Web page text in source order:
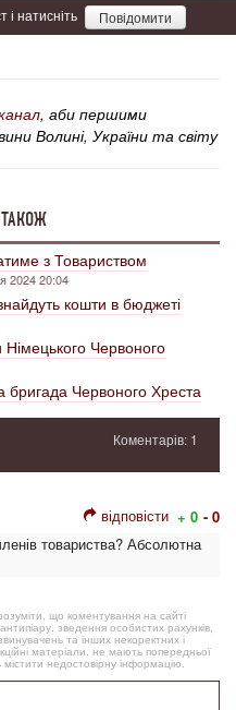
і натисніть Повідомити
, аби першими
Волині, України та світу
з Товариством
2024 20:04
кошти в бюджеті
Німецького Червоного
Червоного Хреста
Коментарів: 1
відповісти + 0 - 0
товариства? Абсолютна
що коментування на сайті
зведення особистих рахунків,
та інших некоректних і
матеріали, не мають попередньої
містити недостовірну інформацію.